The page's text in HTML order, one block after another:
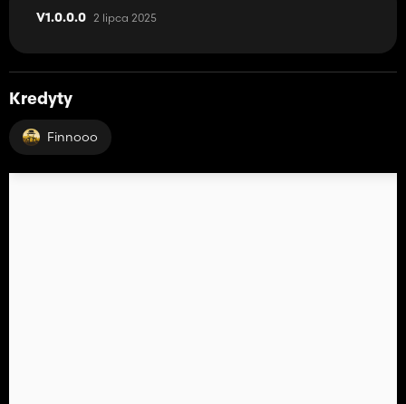
V1.0.0.0 2 lipca 2025
Kredyty
Finnooo